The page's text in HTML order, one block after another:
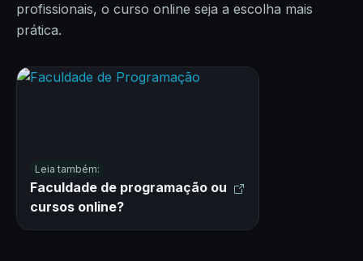
profissionais, o curso online seja a escolha mais
prática.
Leia também:
Faculdade de programação ou
cursos online?